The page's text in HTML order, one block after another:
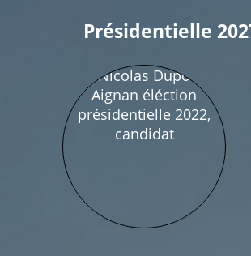
Présidentielle